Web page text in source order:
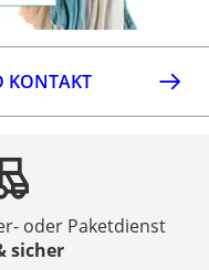
KONTAKT
oder Paketdienst
sicher